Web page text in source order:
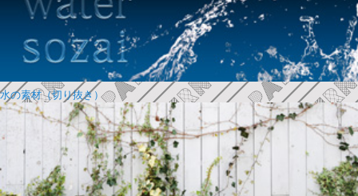
水の素材（切り抜き）